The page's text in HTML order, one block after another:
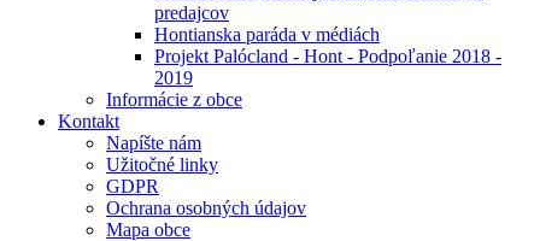
predajcov
Hontianska paráda v médiách
Projekt Palócland - Hont - Podpoľanie 2018 -
2019
Informácie z obce
Kontakt
Napíšte nám
Užitočné linky
GDPR
Ochrana osobných údajov
Mapa obce